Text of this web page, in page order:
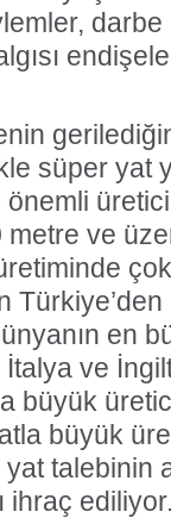
süper yat
ve
en
ve
büyük
büyük
talebinin
ihraç